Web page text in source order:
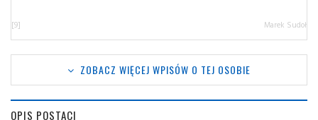
[9] Marek Sudoł
ZOBACZ WIĘCEJ WPISÓW O TEJ OSOBIE
OPIS POSTACI